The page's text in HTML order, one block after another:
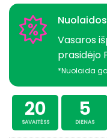
Vasaros
prasidėjo
*Nuolaida
20
SAVAITĖSS
5
DIENAS